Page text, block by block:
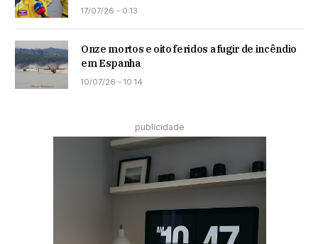
17/07/26 - 0:13
Onze mortos e oito feridos a fugir de incêndio
em Espanha
10/07/26 - 10:14
publicidade